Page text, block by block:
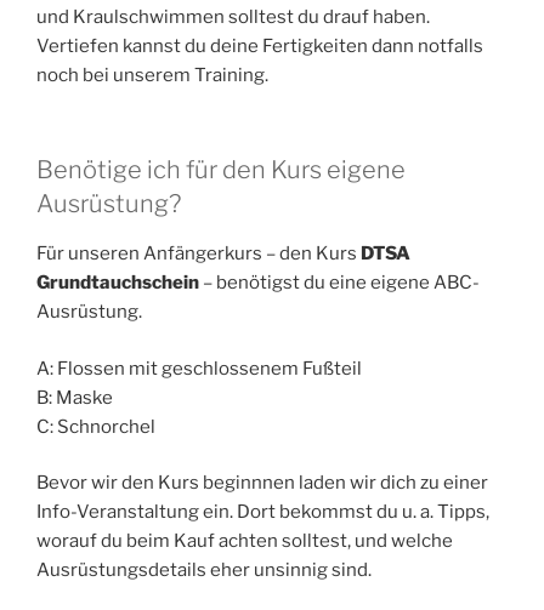
und Kraulschwimmen solltest du drauf haben.
Vertiefen kannst du deine Fertigkeiten dann notfalls
noch bei unserem Training.
Benötige ich für den Kurs eigene
Ausrüstung?
Für unseren Anfängerkurs – den Kurs DTSA
Grundtauchschein – benötigst du eine eigene ABC-
Ausrüstung.
A: Flossen mit geschlossenem Fußteil
B: Maske
C: Schnorchel
Bevor wir den Kurs beginnnen laden wir dich zu einer
Info-Veranstaltung ein. Dort bekommst du u. a. Tipps,
worauf du beim Kauf achten solltest, und welche
Ausrüstungsdetails eher unsinnig sind.